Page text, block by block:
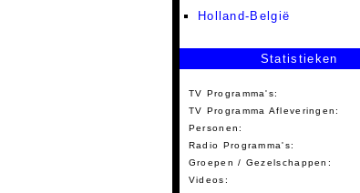
Holland-België
Statistieken
TV Programma's:
TV Programma Afleveringen:
Personen:
Radio Programma's:
Groepen / Gezelschappen:
Videos: